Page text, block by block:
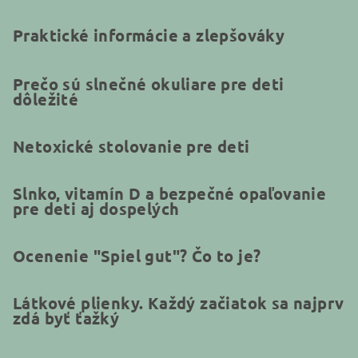
Praktické informácie a zlepšováky
Prečo sú slnečné okuliare pre deti
dôležité
Netoxické stolovanie pre deti
Slnko, vitamín D a bezpečné opaľovanie
pre deti aj dospelých
Ocenenie "Spiel gut"? Čo to je?
Látkové plienky. Každý začiatok sa najprv
zdá byť ťažký